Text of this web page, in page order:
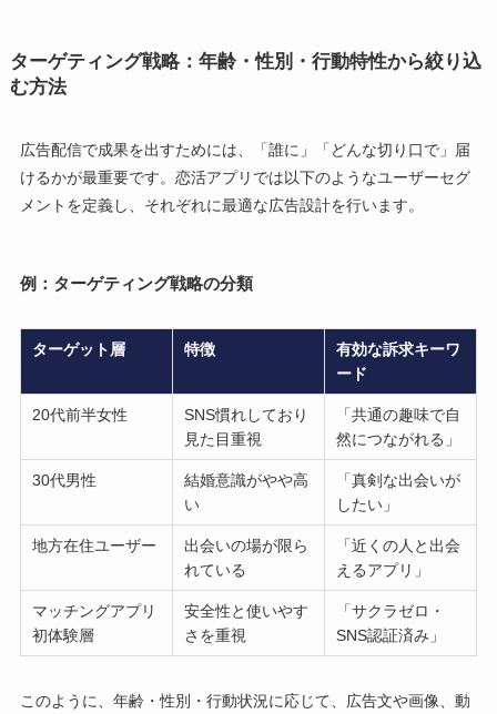
ターゲティング戦略：年齢・性別・行動特性から絞り込
む方法
広告配信で成果を出すためには、「誰に」「どんな切り口で」届
けるかが最重要です。恋活アプリでは以下のようなユーザーセグ
メントを定義し、それぞれに最適な広告設計を行います。
例：ターゲティング戦略の分類
ターゲット層 特徴
有効な訴求キーワ
ード
20代前半女性
SNS慣れしており
見た目重視
「共通の趣味で自
然につながれる」
30代男性
結婚意識がやや高
い
「真剣な出会いが
したい」
地方在住ユーザー
出会いの場が限ら
れている
「近くの人と出会
えるアプリ」
マッチングアプリ
初体験層
安全性と使いやす
さを重視
「サクラゼロ・
SNS認証済み」
このように、年齢・性別・行動状況に応じて、広告文や画像、動